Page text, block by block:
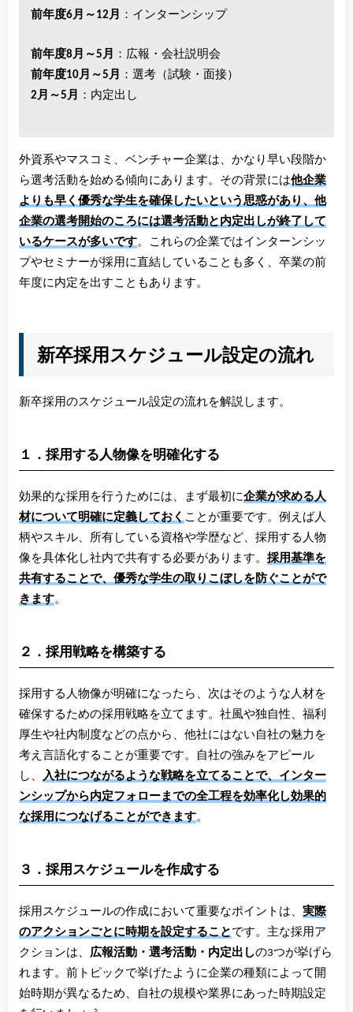
前年度6月～12月 ：インターンシップ
前年度8月～5月 ：広報・会社説明会
前年度10月～5月 ：選考（試験・面接）
2月～5月 ：内定出し
外資系やマスコミ、ベンチャー企業は、かなり早い段階か
ら選考活動を始める傾向にあります。その背景には他企業
よりも早く優秀な学生を確保したいという思惑があり、他
企業の選考開始のころには選考活動と内定出しが終了して
いるケースが多いです。これらの企業ではインターンシッ
プやセミナーが採用に直結していることも多く、卒業の前
年度に内定を出すこともあります。
新卒採用スケジュール設定の流れ
新卒採用のスケジュール設定の流れを解説します。
１．採用する人物像を明確化する
効果的な採用を行うためには、まず最初に企業が求める人
材について明確に定義しておく ことが重要です。例えば人
柄やスキル、所有している資格や学歴など、採用する人物
像を具体化し社内で共有する必要があります。 採用基準を
共有することで、優秀な学生の取りこぼしを防ぐことがで
きます。
２．採用戦略を構築する
採用する人物像が明確になったら、次はそのような人材を
確保するための採用戦略を立てます。社風や独自性、福利
厚生や社内制度などの点から、他社にはない自社の魅力を
考え言語化することが重要です。自社の強みをアピール
し、 入社につながるような戦略を立てることで、インター
ンシップから内定フォローまでの全工程を効率化し効果的
な採用につなげることができます。
３．採用スケジュールを作成する
採用スケジュールの作成において重要なポイントは、 実際
のアクションごとに時期を設定することです。主な採用ア
クションは、 広報活動・選考活動・内定出しの3つが挙げら
れます。前トピックで挙げたように企業の種類によって開
始時期が異なるため、自社の規模や業界にあった時期設定